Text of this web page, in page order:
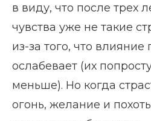
в виду, что после трех
чувства уже не такие
из-за того, что
ослабевает (их
меньше). Но когда
огонь, желание и